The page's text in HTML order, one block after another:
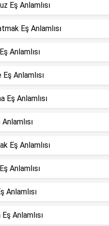
Eş Anlamlısı
Eş Anlamlısı
Anlamlısı
Eş Anlamlısı
Eş Anlamlısı
Eş Anlamlısı
Anlamlısı
Anlamlısı
Anlamlısı